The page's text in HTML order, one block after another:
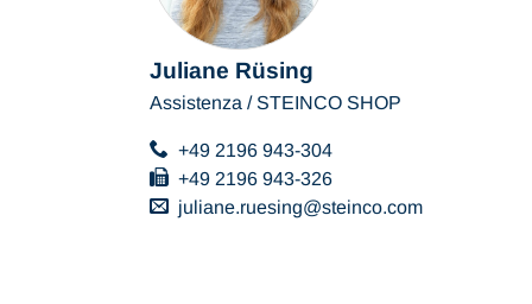
Juliane Rüsing
Assistenza / STEINCO SHOP
+49 2196 943-304
+49 2196 943-326
juliane.ruesing
steinco com